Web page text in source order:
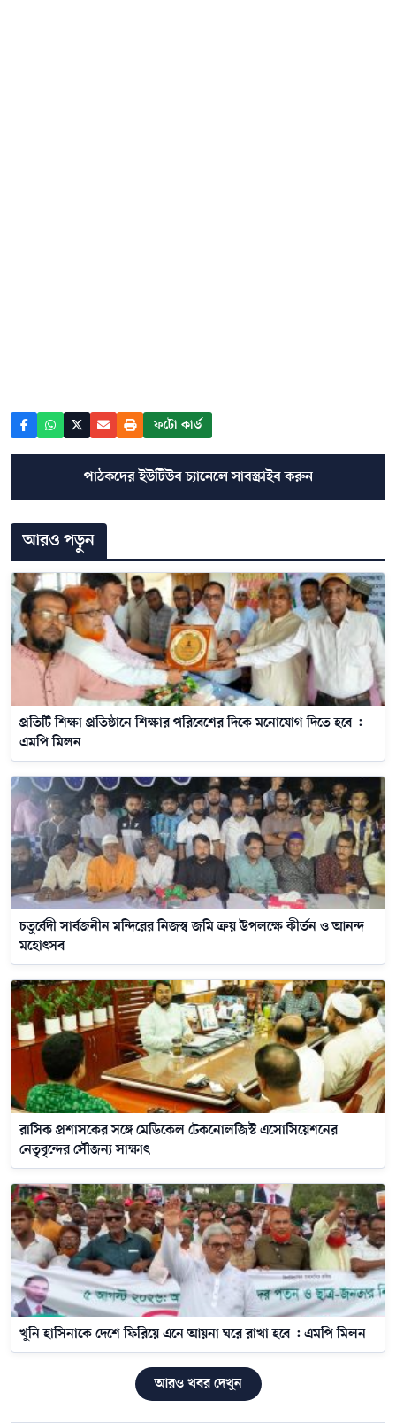
ফটো কার্ড
পাঠকদের ইউটিউব চ্যানেলে সাবস্ক্রাইব করুন
আরও পড়ুন
প্রতিটি শিক্ষা প্রতিষ্ঠানে শিক্ষার পরিবেশের দিকে মনোযোগ দিতে হবে :
এমপি মিলন
চতুর্বেদী সার্বজনীন মন্দিরের নিজস্ব জমি ক্রয় উপলক্ষে কীর্তন ও আনন্দ
মহোৎসব
রাসিক প্রশাসকের সঙ্গে মেডিকেল টেকনোলজিস্ট এসোসিয়েশনের
নেতৃবৃন্দের সৌজন্য সাক্ষাৎ
খুনি হাসিনাকে দেশে ফিরিয়ে এনে আয়না ঘরে রাখা হবে : এমপি মিলন
আরও খবর দেখুন